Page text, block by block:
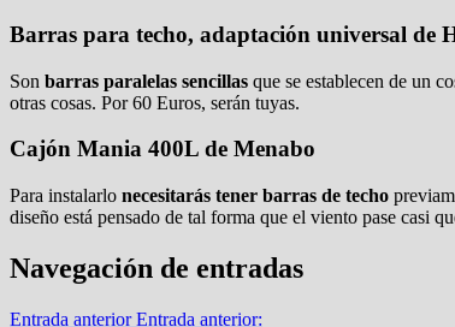
Barras para techo, adaptación universal de
Son barras paralelas sencillas que se establecen de un
otras cosas. Por 60 Euros, serán tuyas.
Cajón Mania 400L de Menabo
Para instalarlo necesitarás tener barras de techo
diseño está pensado de tal forma que el viento pase casi
Navegación de entradas
Entrada anterior Entrada anterior: